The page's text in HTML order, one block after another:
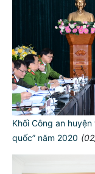
Khối Công an
quốc” năm 2020